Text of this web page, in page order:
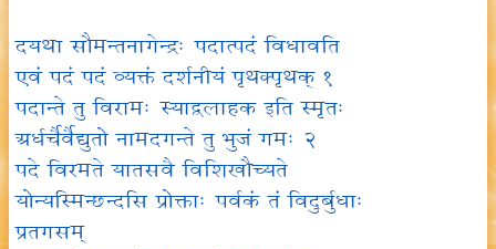
दयथा सौमन्तनागेन्द्रः पदात्पदं विधावति
एवं पदं पदं व्यक्तं दर्शनीयं पृथक्पृथक् १
पदान्ते तु विरामः स्याद्वलाहक इति स्मृतः
अर्धर्चैर्वैद्युतो नामदगन्ते तु भुजं गमः २
पदे विरमते यातसवै विशिखौच्यते
योन्यस्मिन्छन्दसि प्रोक्ताः पर्वकं तं विदुर्बुधाः
प्रतगसम्